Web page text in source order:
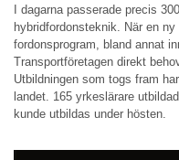
I dagarna passerade precis
hybridfordonsteknik. När en
fordonsprogram, bland annat
Transportföretagen direkt
Utbildningen som togs fram
landet. 165 yrkeslärare
kunde utbildas under hösten.